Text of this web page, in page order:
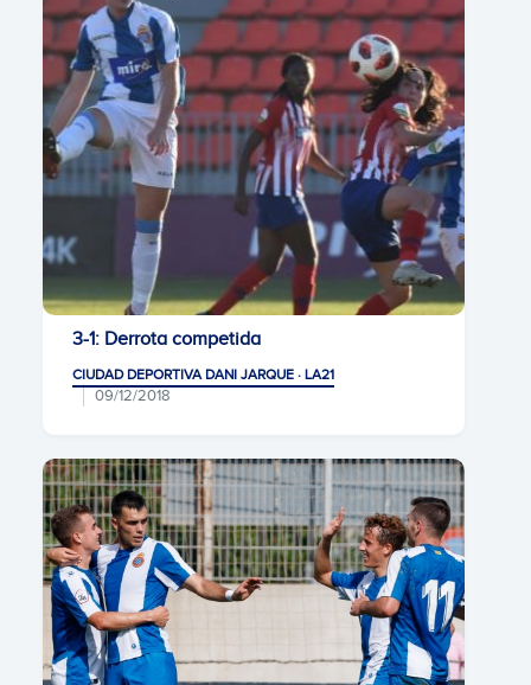
3-1: Derrota competida
CIUDAD DEPORTIVA DANI JARQUE · LA21
09/12/2018